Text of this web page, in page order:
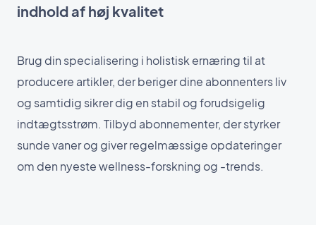
indhold af høj kvalitet
Brug din specialisering i holistisk ernæring til at
producere artikler, der beriger dine abonnenters liv
og samtidig sikrer dig en stabil og forudsigelig
indtægtsstrøm. Tilbyd abonnementer, der styrker
sunde vaner og giver regelmæssige opdateringer
om den nyeste wellness-forskning og -trends.